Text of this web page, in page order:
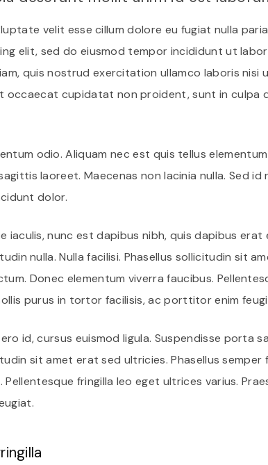
velit esse cillum dolore eu fugiat nulla
elit, sed do eiusmod tempor incididunt ut
quis nostrud exercitation ullamco laboris nisi
occaecat cupidatat non proident, sunt in culpa
odio. Aliquam nec est quis tellus elementum
laoreet. Maecenas non lacinia nulla. Sed id
dolor.
iaculis, nunc est dapibus nibh, quis dapibus erat
nulla. Nulla facilisi. Phasellus sollicitudin sit
Donec elementum viverra faucibus.
purus in tortor facilisis, ac porttitor enim
id, cursus euismod ligula. Suspendisse porta
sit amet erat sed ultricies. Phasellus semper
fringilla leo eget ultrices varius.